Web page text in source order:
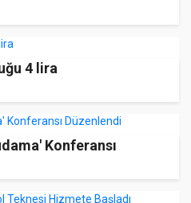
4 lira
Konferansı